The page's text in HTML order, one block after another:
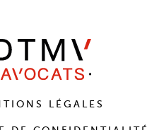
LÉGALES